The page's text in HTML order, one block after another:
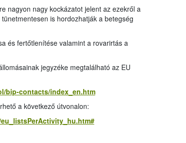
nagyon nagy kockázatot jelent az ezekről a
is hordozhatják a betegség
és fertőtlenítése valamint a rovarirtás a
jegyzéke megtalálható az EU
bip-contacts/index_en.htm
a következő útvonalon: